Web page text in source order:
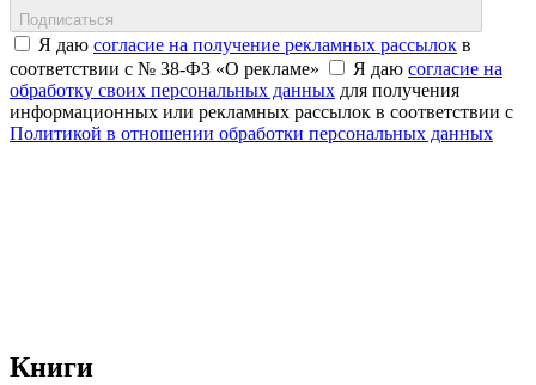
Подписаться
Я даю согласие на получение рекламных рассылок в
соответствии с № 38-ФЗ «О рекламе»
Я даю согласие на
обработку своих персональных данных для получения
информационных или рекламных рассылок в соответствии с
Политикой в отношении обработки персональных данных
Книги